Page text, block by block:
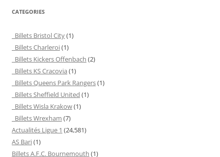
CATEGORIES
Billets Bristol City(1)
Billets Charleroi(1)
Billets Kickers Offenbach (2)
Billets KS Cracovia (1)
Billets Queens Park Rangers(1)
Billets Sheffield United (1)
Billets Wisla Krakow(1)
Billets Wrexham (7)
Actualités Ligue 1 (24,581)
AS Bari(1)
Billets A.F.C. Bournemouth (1)